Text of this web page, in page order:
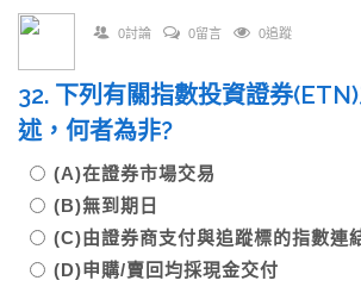
0討論 0留言 0追蹤
32. 下列有關指數投資證券
述，何者為非?
(A)在證券市場交易
(B)無到期日
(C)由證券商支付與追蹤標的指數連
(D)申購/賣回均採現金交付